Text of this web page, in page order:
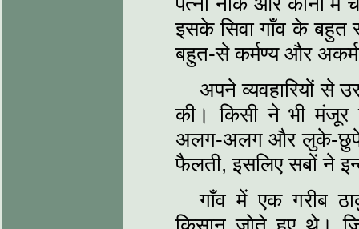
इसके सिवा गाँव के
बहुत-से कर्मण्य और
अपने व्यवहारियों से
की। किसी ने भी मंजूर
अलग-अलग और लुके-छुपे
फैलती, इसलिए सबों ने
गाँव में एक गरीब